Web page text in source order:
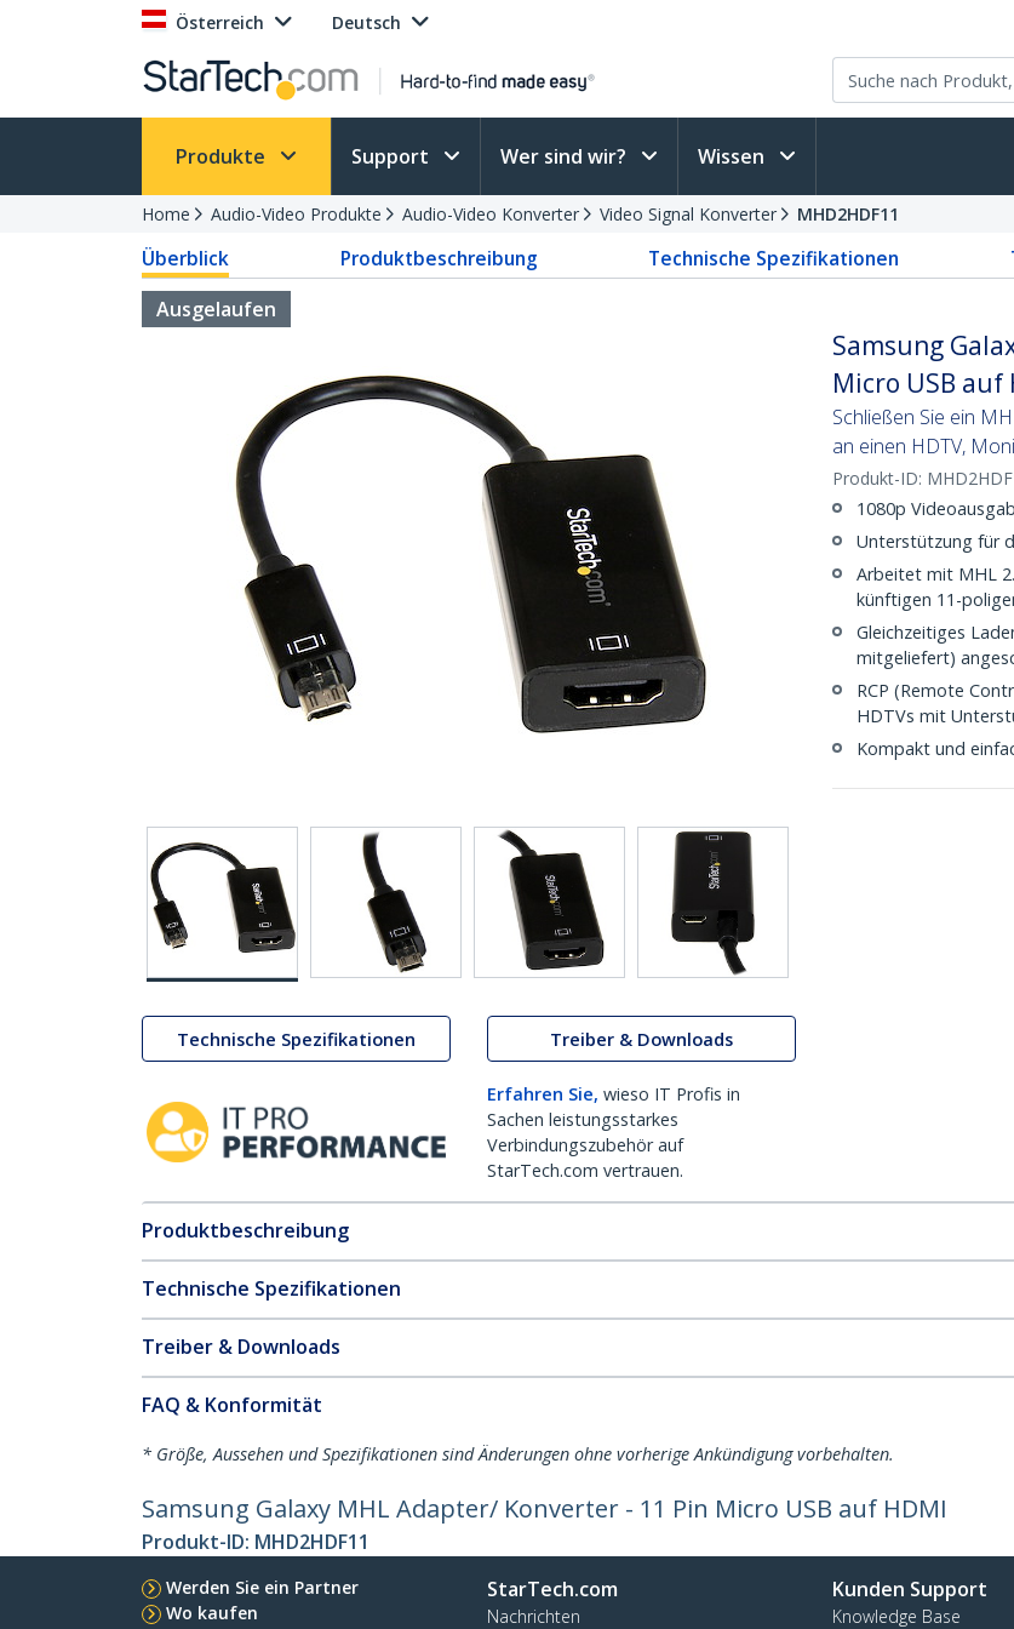
Österreich Deutsch
Produkte Support Wer sind wir? Wissen
Home Audio-Video Produkte Audio-Video Konverter Video Signal Konverter MHD2HDF11
Überblick Produktbeschreibung Technische Spezifikationen
Ausgelaufen
Technische Spezifikationen Treiber & Downloads
Erfahren Sie, wieso IT Profis in
Sachen leistungsstarkes
Verbindungszubehör auf
StarTech.com vertrauen.
Samsung
Micro USB auf
Schließen Sie ein
an einen HDTV,
Produkt-ID:
1080p
Unterstützung für
Arbeitet mit MHL
künftigen 11-
Gleichzeitiges
mitgeliefert)
RCP (Remote
HDTVs mit
Kompakt und
Produktbeschreibung
Technische Spezifikationen
Treiber & Downloads
FAQ & Konformität
* Größe, Aussehen und Spezifikationen sind Änderungen ohne vorherige Ankündigung vorbehalten.
Samsung Galaxy MHL Adapter/ Konverter - 11 Pin Micro USB auf HDMI
Produkt-ID: MHD2HDF11
Werden Sie ein Partner
Wo kaufen
StarTech.com
Nachrichten
Kunden Support
Knowledge Base